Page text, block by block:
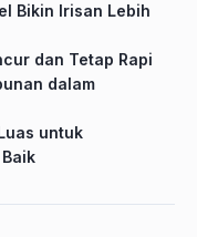
Bikin Irisan Lebih
dan Tetap Rapi
dalam
untuk